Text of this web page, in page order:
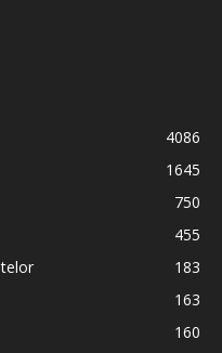
4086
1645
750
455
183
163
160